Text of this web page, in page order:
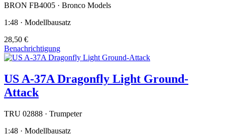
BRON FB4005 · Bronco Models
1:48 · Modellbausatz
28,50 €
Benachrichtigung
US A-37A Dragonfly Light Ground-
Attack
TRU 02888 · Trumpeter
1:48 · Modellbausatz